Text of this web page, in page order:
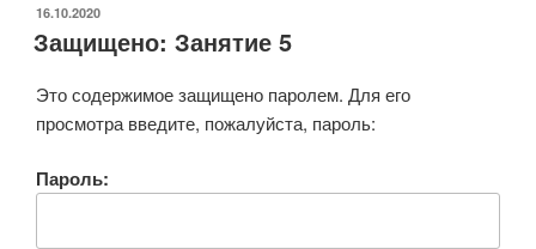
ОПУБЛИКОВАНО
16.10.2020
Защищено: Занятие 5
Это содержимое защищено паролем. Для его
просмотра введите, пожалуйста, пароль:
Пароль: